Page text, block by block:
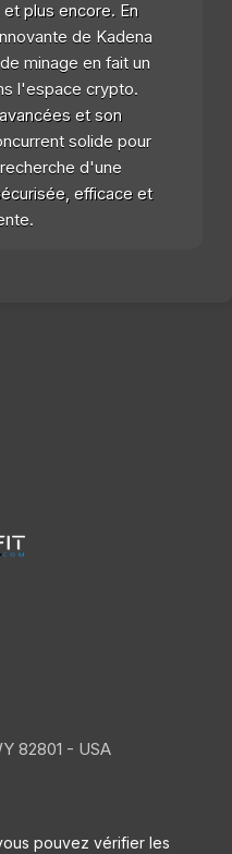
plus encore. En
de Kadena
minage en fait un
l'espace crypto.
et son
solide pour
d'une
efficace et
82801 - USA
pouvez vérifier les